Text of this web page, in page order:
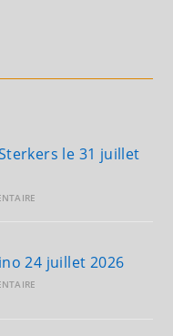
le 31 juillet
24 juillet 2026